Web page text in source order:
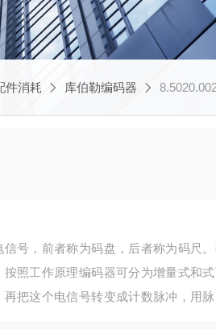
件消耗 库伯勒编码器
号，前者称为码盘，后者称为码尺
照工作原理编码器可分为增量式和
把这个电信号转变成计数脉冲，用